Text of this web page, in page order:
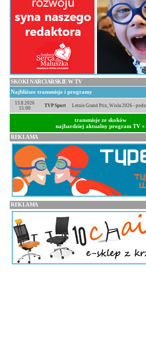
SKOKI NARCIARSKIE W TV
Najbliższe transmisje i programy
13.8.2026
15:00
TVP Sport Letnie Grand Prix, Wisła 2026 -
transmisje ze skoków
najbardziej aktualny program TV »
REKLAMA
REKLAMA